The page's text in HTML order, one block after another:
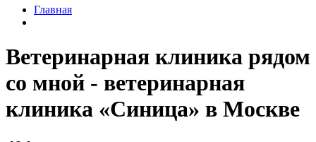
Главная
Ветеринарная клиника рядом
со мной - ветеринарная
клиника «Синица» в Москве